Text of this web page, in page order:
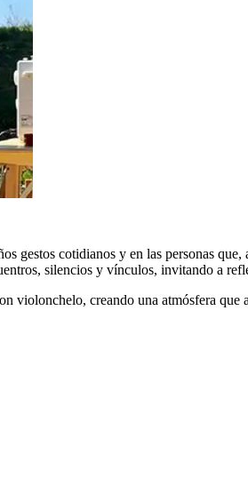
gestos cotidianos y en las personas
silencios y vínculos, invitando a
violonchelo, creando una atmósfera